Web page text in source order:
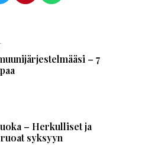
– 7
– Herkulliset ja
syksyyn